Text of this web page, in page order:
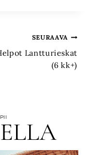
SEURAAVA
Lantturieskat
(6 kk+)